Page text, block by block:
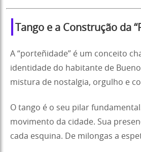
Tango e a Construção da
A “porteñidade” é um conceito
identidade do habitante de
mistura de nostalgia, orgulho e
O tango é o seu pilar
movimento da cidade. Sua
cada esquina. De milongas a